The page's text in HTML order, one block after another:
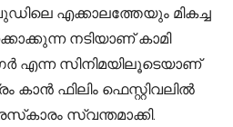
എക്കാലത്തേയും മികച്ച
നടിയാണ് കാമി
എന്ന സിനിമയിലൂടെയാണ്
ഫിലിം ഫെസ്റ്റിവലില്‍
സ്വന്തമാക്കി.